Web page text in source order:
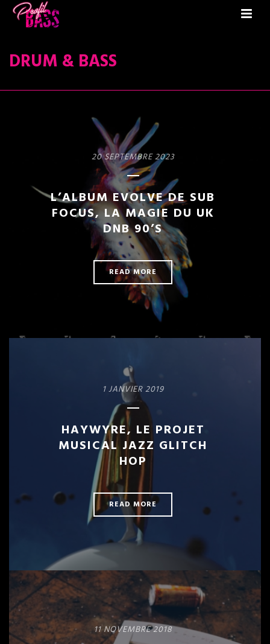
DRUM & BASS
20 SEPTEMBRE 2023
L’ALBUM EVOLVE DE SUB
FOCUS, LA MAGIE DU UK
DNB 90’S
READ MORE
1 JANVIER 2019
HAYWYRE, LE PROJET
MUSICAL JAZZ GLITCH
HOP
READ MORE
11 NOVEMBRE 2018